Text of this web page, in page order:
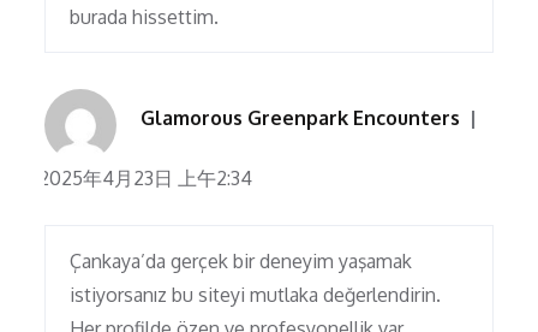
burada hissettim.
Glamorous Greenpark Encounters
2025年4月23日 上午2:34
Çankaya’da gerçek bir deneyim yaşamak
istiyorsanız bu siteyi mutlaka değerlendirin.